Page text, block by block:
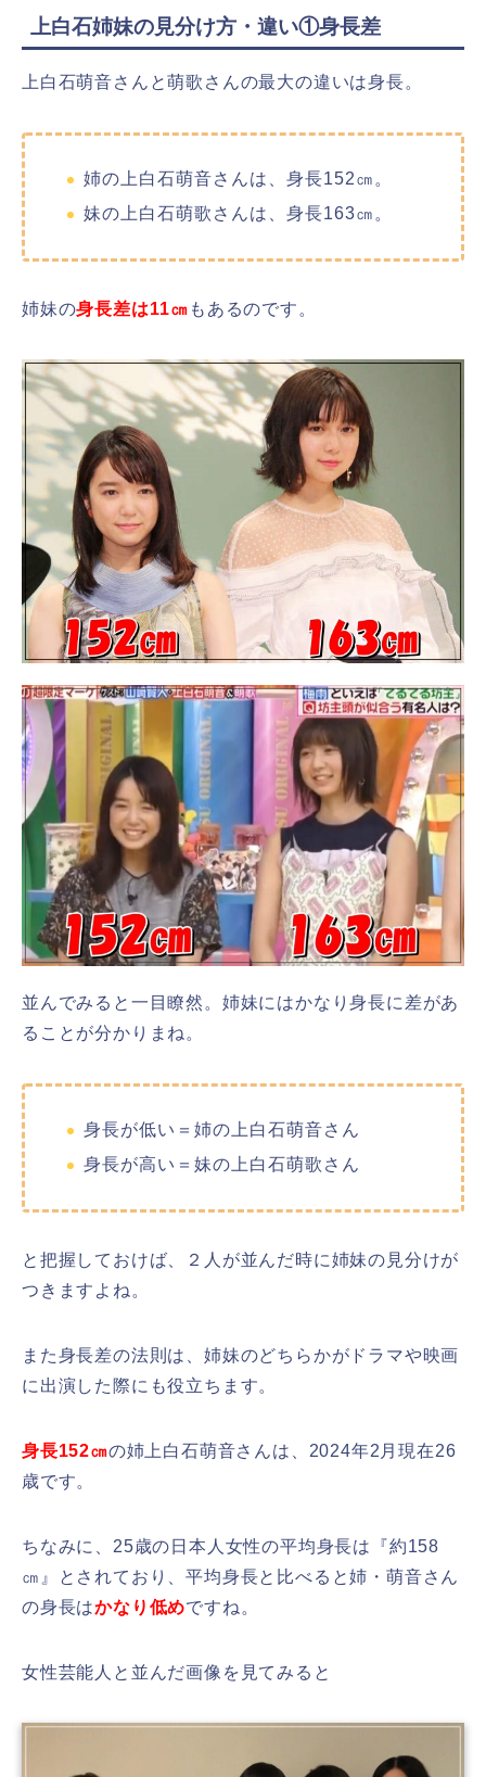
上白石姉妹の見分け方・違い①身長差
上白石萌音さんと萌歌さんの最大の違いは身長。
姉の上白石萌音さんは、身長152㎝。
妹の上白石萌歌さんは、身長163㎝。
姉妹の身長差は11㎝ もあるのです。
並んでみると一目瞭然。姉妹にはかなり身長に差があ
ることが分かりまね。
身長が低い＝姉の上白石萌音さん
身長が高い＝妹の上白石萌歌さん
と把握しておけば、２人が並んだ時に姉妹の見分けが
つきますよね。
また身長差の法則は、姉妹のどちらかがドラマや映画
に出演した際にも役立ちます。
身長152㎝の姉上白石萌音さんは、2024年2月現在26
歳です。
ちなみに、25歳の日本人女性の平均身長は『約158
㎝』とされており、平均身長と比べると姉・萌音さん
の身長はかなり低めですね。
女性芸能人と並んだ画像を見てみると